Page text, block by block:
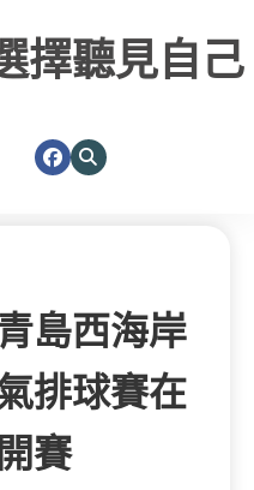
擇聽見自己
島西海岸
排球賽在
賽